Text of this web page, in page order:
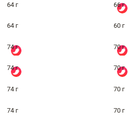
64 г 66 г
64 г 60 г
74 г 70 г
74 г 70 г
74 г 70 г
74 г 70 г